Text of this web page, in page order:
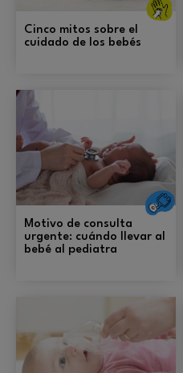
Cinco mitos sobre el
cuidado de los bebés
Motivo de consulta
urgente: cuándo llevar al
bebé al pediatra